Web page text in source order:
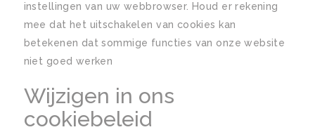
instellingen van uw webbrowser. Houd er rekening
mee dat het uitschakelen van cookies kan
betekenen dat sommige functies van onze website
niet goed werken
Wijzigen in ons
cookiebeleid